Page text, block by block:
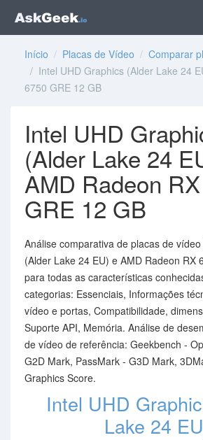
Início / Placas de Vídeo / Comparar
/ Intel UHD Graphics (Alder Lake 24
6750 GRE 12 GB
Intel UHD
(Alder Lake 24
AMD Radeon
GRE 12 GB
Análise comparativa de placas de
(Alder Lake 24 EU) e AMD Radeon RX
para todas as características
categorias: Essenciais, Informações
vídeo e portas, Compatibilidade,
Suporte API, Memória. Análise de
de vídeo de referência: Geekbench -
G2D Mark, PassMark - G3D Mark,
Graphics Score.
Intel UHD
Lake 24